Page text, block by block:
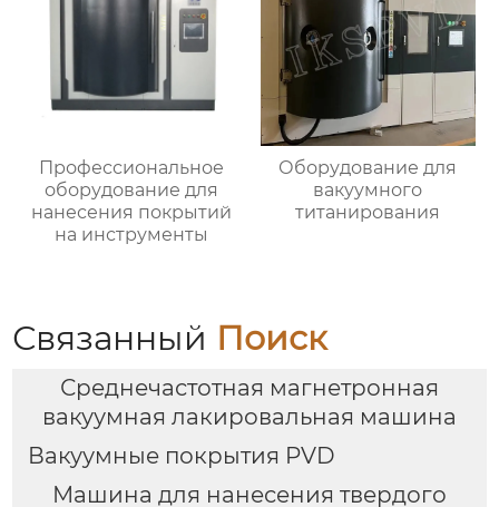
Профессиональное
оборудование для
нанесения покрытий
на инструменты
Оборудование для
вакуумного
титанирования
Связанный Поиск
Среднечастотная магнетронная
вакуумная лакировальная машина
Вакуумные покрытия PVD
Машина для нанесения твердого